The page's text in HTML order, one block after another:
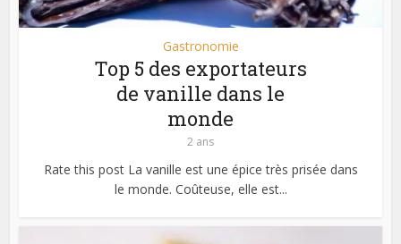
Gastronomie
Top 5 des exportateurs
de vanille dans le
monde
2 ans
Rate this post La vanille est une épice très prisée dans
le monde. Coûteuse, elle est...